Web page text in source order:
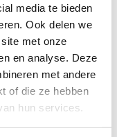
media te bieden
Ook delen we
met onze
en analyse. Deze
met andere
of die ze hebben
hun services.
vind je
de
gewenst, een